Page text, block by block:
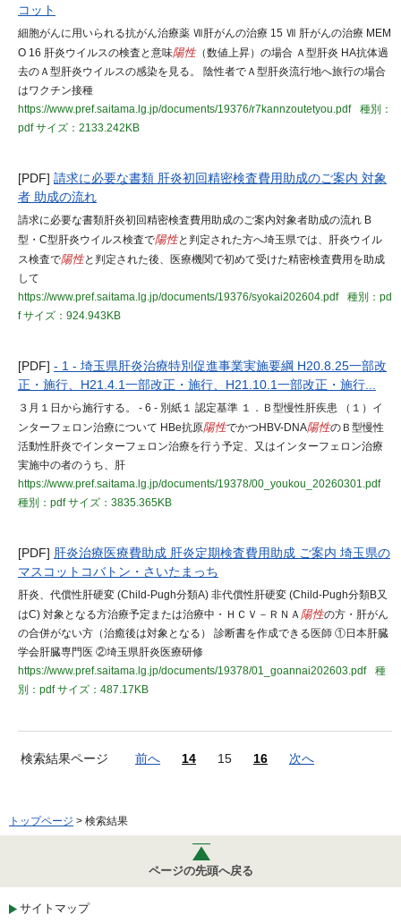
コット
細胞がんに用いられる抗がん治療薬 Ⅶ肝がんの治療 15 Ⅶ 肝がんの治療 MEM
O 16 肝炎ウイルスの検査と意味陽性（数値上昇）の場合 Ａ型肝炎 HA抗体過
去のＡ型肝炎ウイルスの感染を見る。 陰性者でＡ型肝炎流行地へ旅行の場合
はワクチン接種
https://www.pref.saitama.lg.jp/documents/19376/r7kannzoutetyou.pdf
種別：
pdfサイズ：2133.242KB
[PDF] 請求に必要な書類 肝炎初回精密検査費用助成のご案内 対象
者 助成の流れ
請求に必要な書類肝炎初回精密検査費用助成のご案内対象者助成の流れ B
型・C型肝炎ウイルス検査で陽性と判定された方へ埼玉県では、肝炎ウイル
ス検査で陽性と判定された後、医療機関で初めて受けた精密検査費用を助成
して
https://www.pref.saitama.lg.jp/documents/19376/syokai202604.pdf
種別：pd
fサイズ：924.943KB
[PDF] - 1 - 埼玉県肝炎治療特別促進事業実施要綱 H20.8.25一部改
正・施行、H21.4.1一部改正・施行、H21.10.1一部改正・施行...
３月１日から施行する。 - 6 - 別紙１ 認定基準 １．Ｂ型慢性肝疾患 （１）イ
ンターフェロン治療について HBe抗原陽性でかつHBV-DNA陽性のＢ型慢性
活動性肝炎でインターフェロン治療を行う予定、又はインターフェロン治療
実施中の者のうち、肝
https://www.pref.saitama.lg.jp/documents/19378/00_youkou_20260301.pdf
種別：pdfサイズ：3835.365KB
[PDF] 肝炎治療医療費助成 肝炎定期検査費用助成 ご案内 埼玉県の
マスコットコバトン・さいたまっち
肝炎、代償性肝硬変 (Child-Pugh分類A) 非代償性肝硬変 (Child-Pugh分類B又
はC) 対象となる方治療予定または治療中・ＨＣＶ－ＲＮＡ陽性の方・肝がん
の合併がない方（治癒後は対象となる） 診断書を作成できる医師 ①日本肝臓
学会肝臓専門医 ②埼玉県肝炎医療研修
https://www.pref.saitama.lg.jp/documents/19378/01_goannai202603.pdf
種
別：pdfサイズ：487.17KB
検索結果ページ 前へ 14 15 16 次へ
トップページ > 検索結果
ページの先頭へ戻る
サイトマップ